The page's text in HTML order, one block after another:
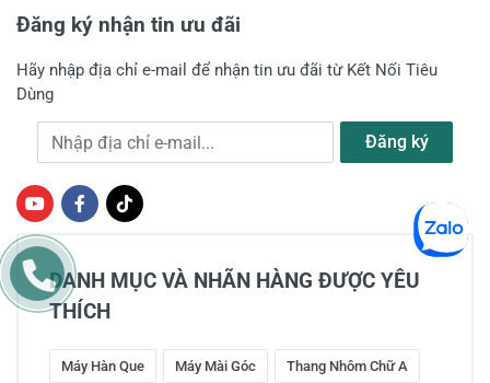
Đăng ký nhận tin ưu đãi
Hãy nhập địa chỉ e-mail để nhận tin ưu đãi từ Kết Nối Tiêu
Dùng
Địa chỉ e-mail Đăng ký
DANH MỤC VÀ NHÃN HÀNG ĐƯỢC YÊU
THÍCH
Máy Hàn Que Máy Mài Góc Thang Nhôm Chữ A